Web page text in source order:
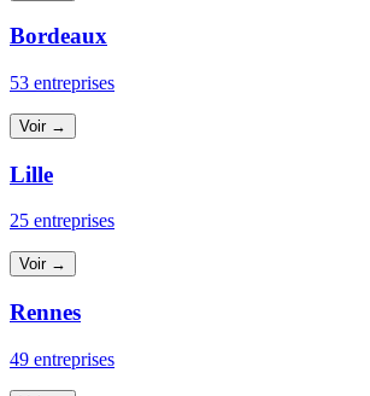
Bordeaux
53 entreprises
Voir →
Lille
25 entreprises
Voir →
Rennes
49 entreprises